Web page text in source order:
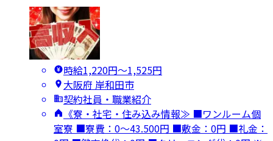
時給1,220円〜1,525円
大阪府 岸和田市
契約社員・職業紹介
《寮・社宅・住み込み情報≫ ■ワンルーム個
室寮 ■寮費：0～43.500円 ■敷金：0円 ■礼金：